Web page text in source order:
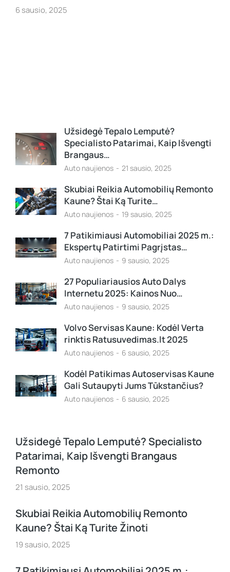
6 sausio, 2025
Užsidegė Tepalo Lemputė?
Specialisto Patarimai, Kaip Išvengti
Brangaus…
Auto naujienos 21 sausio, 2025
Skubiai Reikia Automobilių Remonto
Kaune? Štai Ką Turite…
Auto naujienos 19 sausio, 2025
7 Patikimiausi Automobiliai 2025 m.:
Ekspertų Patirtimi Pagrįstas…
Auto naujienos 9 sausio, 2025
27 Populiariausios Auto Dalys
Internetu 2025: Kainos Nuo…
Auto naujienos 9 sausio, 2025
Volvo Servisas Kaune: Kodėl Verta
rinktis Ratusuvedimas.lt 2025
Auto naujienos 6 sausio, 2025
Kodėl Patikimas Autoservisas Kaune
Gali Sutaupyti Jums Tūkstančius?
Auto naujienos 6 sausio, 2025
Užsidegė Tepalo Lemputė? Specialisto
Patarimai, Kaip Išvengti Brangaus
Remonto
21 sausio, 2025
Skubiai Reikia Automobilių Remonto
Kaune? Štai Ką Turite Žinoti
19 sausio, 2025